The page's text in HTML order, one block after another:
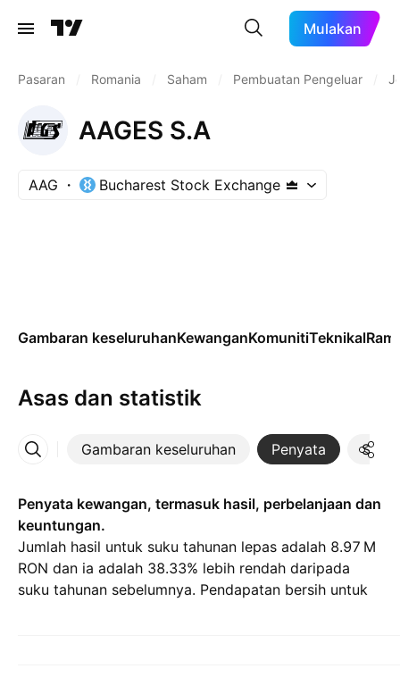
Mulakan
Pasaran Romania Saham Pembuatan Pengeluar
AAGES S.A
AAG Bucharest Stock Exchange
Gambaran keseluruhanKewanganKomunitiTeknikal
Asas dan statistik
Gambaran keseluruhan Penyata
Lebih
Penyata kewangan, termasuk hasil, perbelanjaan dan
keuntungan.
Jumlah hasil untuk suku tahunan lepas adalah ‪8.97 M‬
RON dan ia adalah 38.33% lebih rendah daripada
suku tahunan sebelumnya. Pendapatan bersih untuk